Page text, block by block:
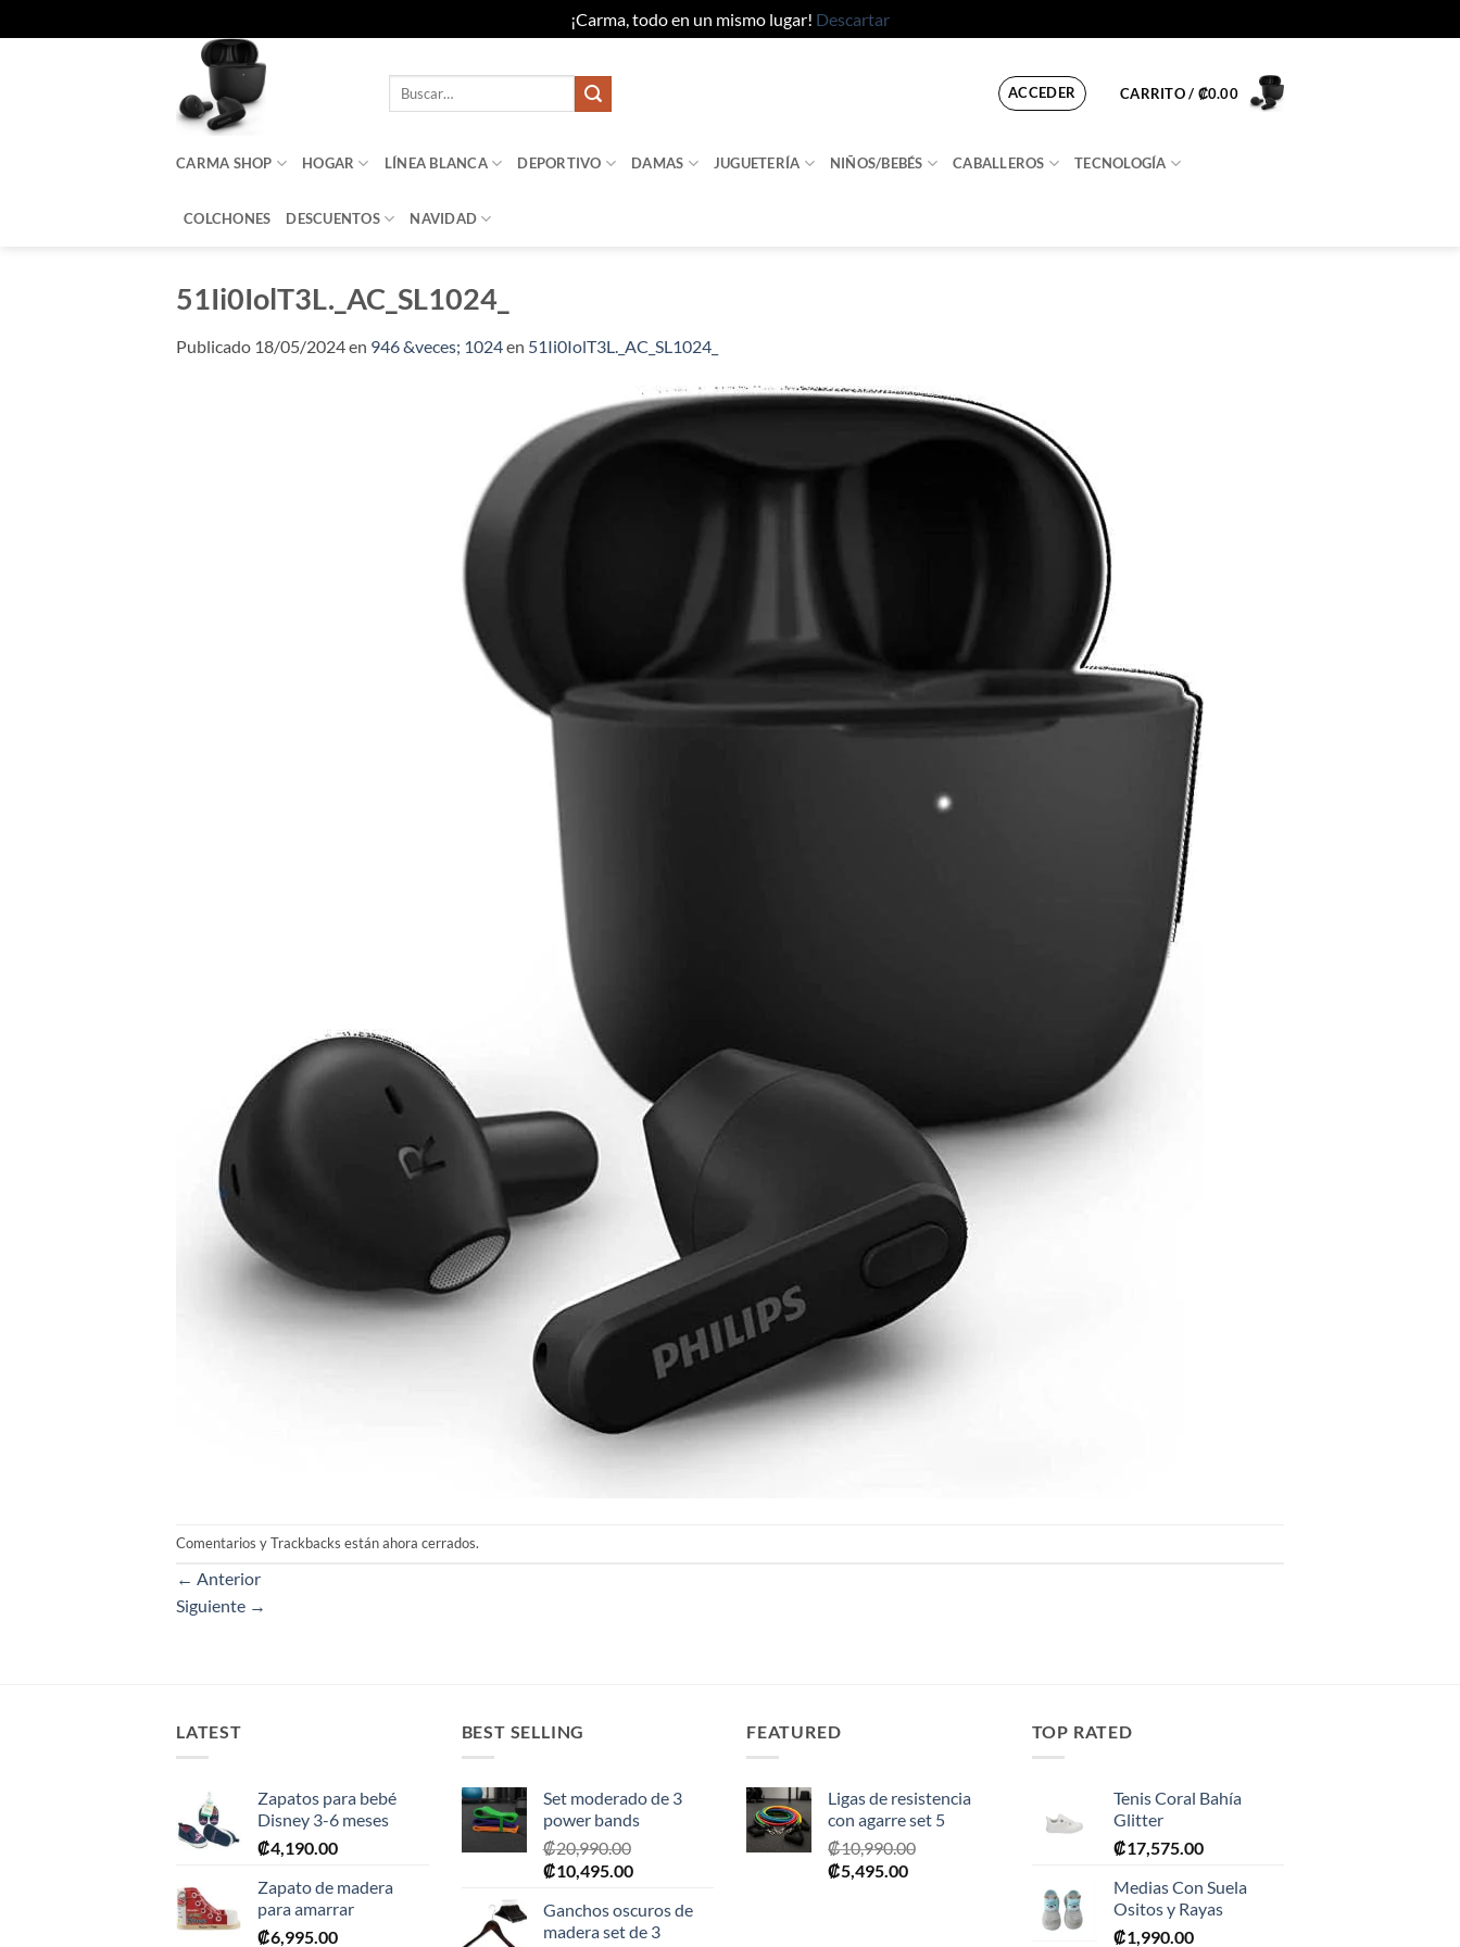
¡Carma, todo en un mismo lugar! Descartar
Buscar
ACCEDER CARRITO / ₡0.00
CARMA SHOP HOGAR LÍNEA BLANCA DEPORTIVO DAMAS JUGUETERÍA NIÑOS/BEBÉS CABALLEROS TECNOLOGÍA
COLCHONES DESCUENTOS NAVIDAD
51Ii0IolT3L._AC_SL1024_
Publicado 18/05/2024en 946 &veces; 1024en 51Ii0IolT3L._AC_SL1024_
Comentarios y Trackbacks están ahora cerrados.
← Anterior
Siguiente →
LATEST
Zapatos para bebé
Disney 3-6 meses
₡4,190.00
Zapato de madera
para amarrar
₡6,995.00
BEST SELLING
Set moderado de 3
power bands
₡20,990.00
El
original
era:
₡10,495.00El
actual
es:
Ganchos oscuros de
madera set de 3
FEATURED
Ligas de resistencia
con agarre set 5
₡10,990.00
El
₡5,495.00El
TOP RATED
Tenis Coral Bahía
Glitter
₡17,575.00
Medias Con Suela
Ositos y Rayas
₡1,990.00